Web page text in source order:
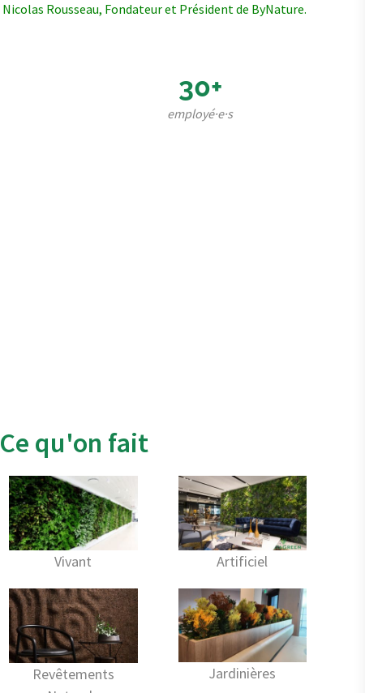
Nicolas Rousseau, Fondateur et Président de ByNature.
30+
employé·e·s
Ce qu'on fait
Vivant Artificiel
Revêtements
Jardinières